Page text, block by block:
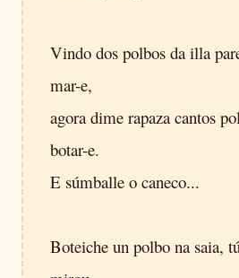
Vindo dos polbos da illa
mar-e,
agora dime rapaza cantos
botar-e.
E súmballe o caneco...
Boteiche un polbo na saia,